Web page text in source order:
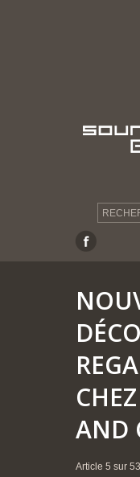
AND
Article 5 sur 53